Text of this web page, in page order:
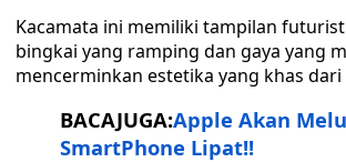
Kacamata ini memiliki tampilan
bingkai yang ramping dan gaya yang
mencerminkan estetika yang khas
BACAJUGA:Apple Akan
SmartPhone Lipat!!